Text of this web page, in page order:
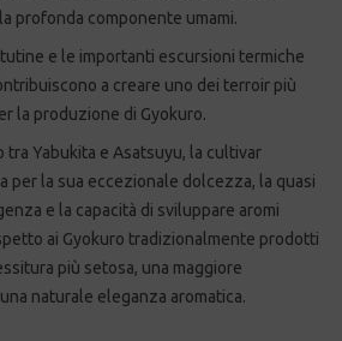
profonda componente umami.
e le importanti escursioni termiche
a creare uno dei terroir più
la produzione di Gyokuro.
tra Yabukita e Asatsuyu, la cultivar
per la sua eccezionale dolcezza, la quasi
e la capacità di sviluppare aromi
ai Gyokuro tradizionalmente prodotti
più setosa, una maggiore
naturale eleganza aromatica.